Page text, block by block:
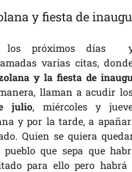
y fiesta de
los próximos días
varias citas,
y la fiesta de
llaman a acudir
julio, miércoles y
y por la tarde, a
Quien se quiera
pueblo que sepa que
para ello pero habrá